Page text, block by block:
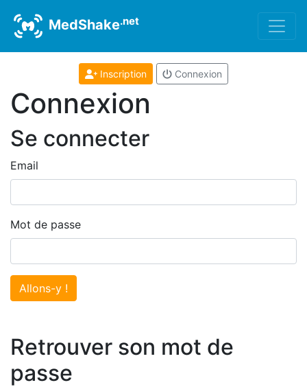
MedShake.net
Inscription Connexion
Connexion
Se connecter
Email
Mot de passe
Allons-y !
Retrouver son mot de
passe